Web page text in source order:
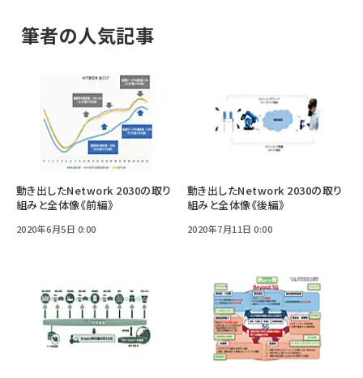
筆者の人気記事
動き出したNetwork 2030の取り
組みと全体像《前編》
2020年6月5日 0:00
動き出したNetwork 2030の取り
組みと全体像《後編》
2020年7月11日 0:00